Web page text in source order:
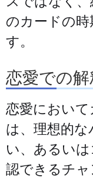
のカードの時
す。
恋愛での解
恋愛におい
は、理想的
い、あるい
認できるチ